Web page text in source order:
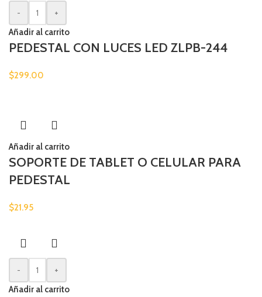
-
+
Añadir al carrito
PEDESTAL CON LUCES LED ZLPB-244
$299.00
Añadir al carrito
SOPORTE DE TABLET O CELULAR PARA
PEDESTAL
$21.95
-
+
Añadir al carrito